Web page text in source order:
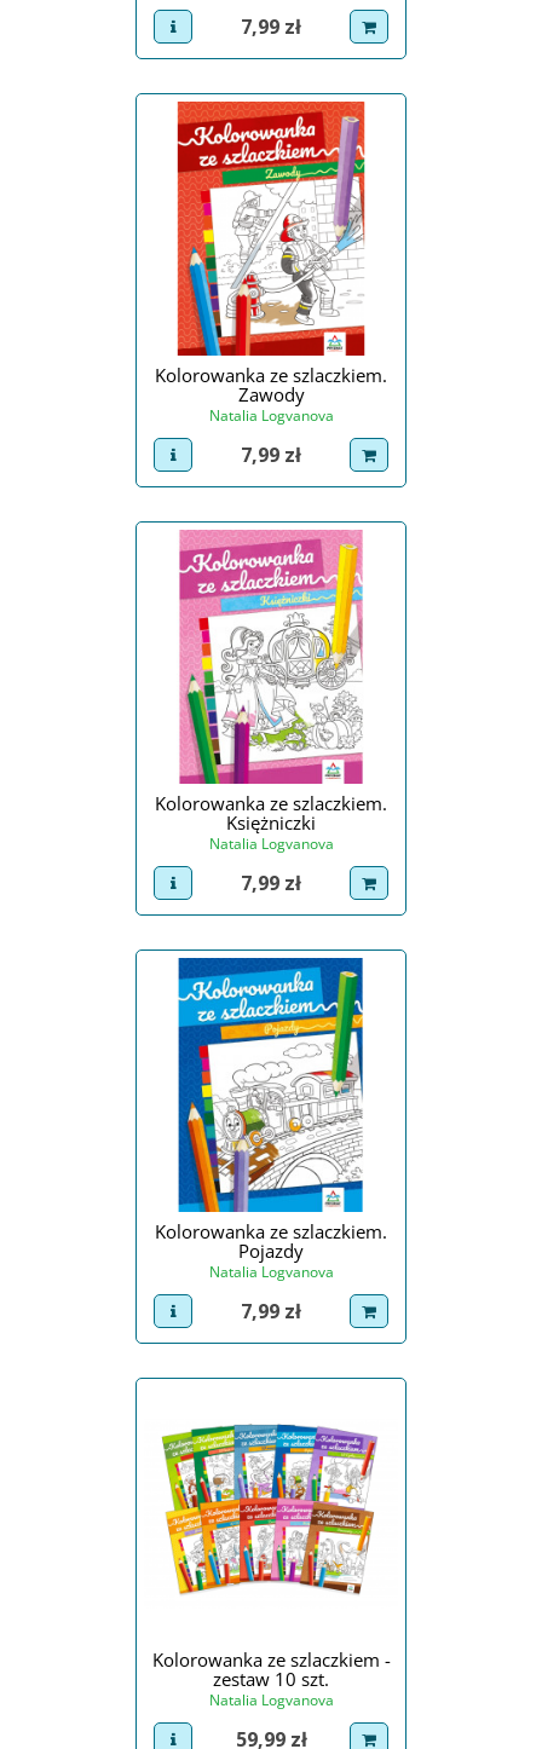
view product
Cena
7,99 zł dodaj do koszyka
Kolorowanka ze szlaczkiem.
Zawody
Natalia Logvanova
view product
Cena
7,99 zł dodaj do koszyka
Kolorowanka ze szlaczkiem.
Księżniczki
Natalia Logvanova
view product
Cena
7,99 zł dodaj do koszyka
Kolorowanka ze szlaczkiem.
Pojazdy
Natalia Logvanova
view product
Cena
7,99 zł dodaj do koszyka
Kolorowanka ze szlaczkiem -
zestaw 10 szt.
Natalia Logvanova
view product
Cena
59,99 zł dodaj do koszyka